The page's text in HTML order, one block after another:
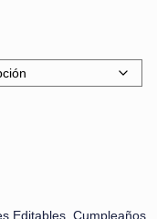
02 cantidad
Editables ,Cumpleaños